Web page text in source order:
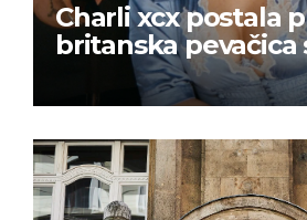
Charli xcx postala
britanska pevačica
albuma na prvom
istoj kalendarskoj